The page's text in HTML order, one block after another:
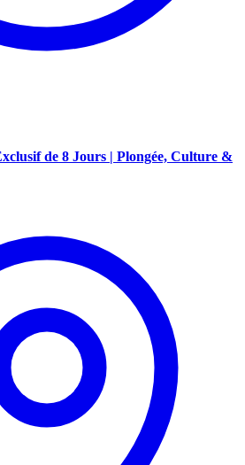
de 8 Jours | Plongée, Culture &